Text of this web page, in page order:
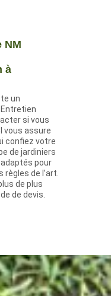
NM
à
un
si vous
vous assure
confiez votre
de jardiniers
pour
de l’art.
de plus
de devis.